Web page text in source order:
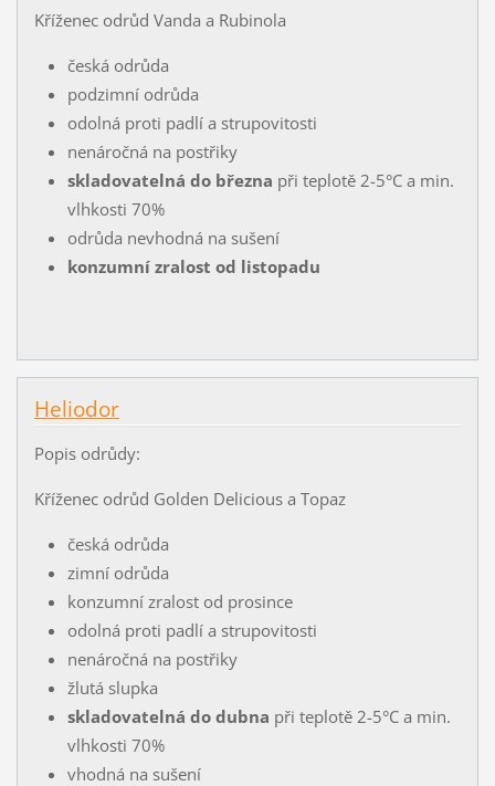
Kříženec odrůd Vanda a Rubinola
česká odrůda
podzimní odrůda
odolná proti padlí a strupovitosti
nenáročná na postřiky
skladovatelná do března při teplotě 2-5°C a min.
vlhkosti 70%
odrůda nevhodná na sušení
konzumní zralost od listopadu
Heliodor
Popis odrůdy:
Kříženec odrůd Golden Delicious a Topaz
česká odrůda
zimní odrůda
konzumní zralost od prosince
odolná proti padlí a strupovitosti
nenáročná na postřiky
žlutá slupka
skladovatelná do dubna při teplotě 2-5°C a min.
vlhkosti 70%
vhodná na sušení